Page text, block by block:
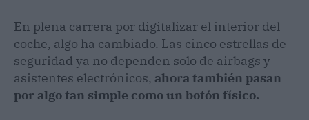
En plena carrera por digitalizar el interior del
coche, algo ha cambiado. Las cinco estrellas de
seguridad ya no dependen solo de airbags y
asistentes electrónicos, ahora también pasan
por algo tan simple como un botón físico.